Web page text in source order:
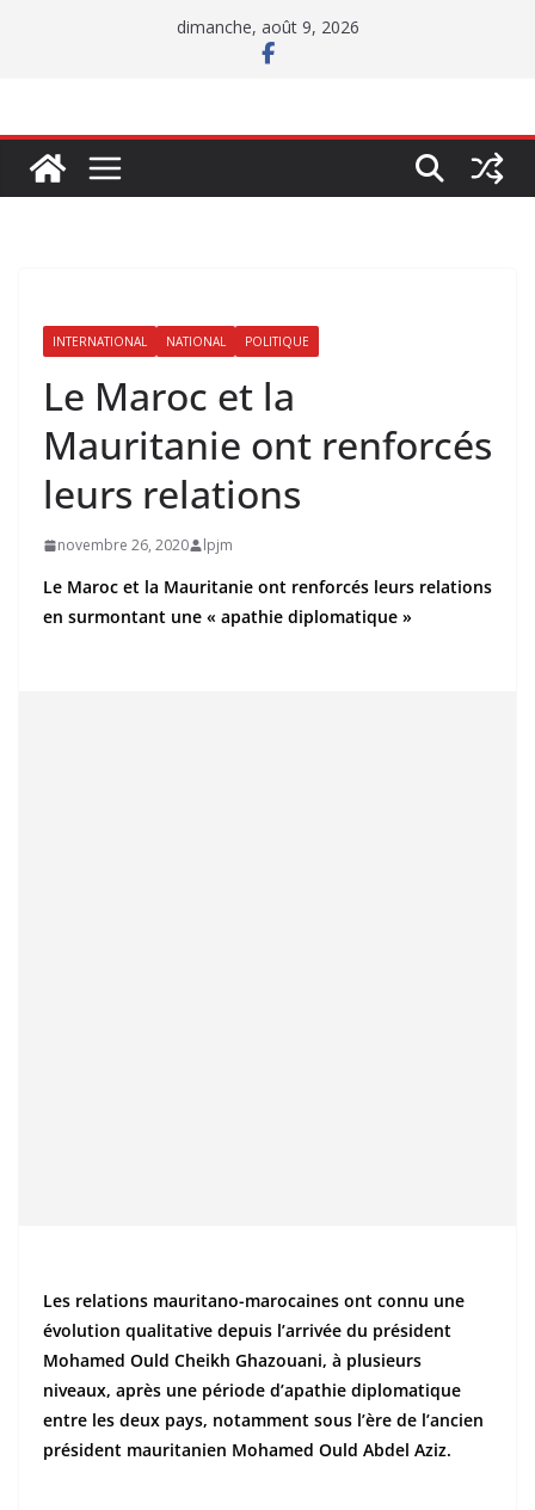
dimanche, août 9, 2026
INTERNATIONAL NATIONAL POLITIQUE
Le Maroc et la
Mauritanie ont renforcés
leurs relations
novembre 26, 2020 lpjm
Le Maroc et la Mauritanie ont renforcés leurs relations
en surmontant une « apathie diplomatique »
Les relations mauritano-marocaines ont connu une
évolution qualitative depuis l’arrivée du président
Mohamed Ould Cheikh Ghazouani, à plusieurs
niveaux, après une période d’apathie diplomatique
entre les deux pays, notamment sous l’ère de l’ancien
président mauritanien Mohamed Ould Abdel Aziz.